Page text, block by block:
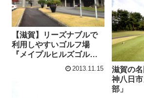
【滋賀】リーズナブルで
利用しやすいゴルフ場
『メイプルヒルズゴルフ
2013.11.15
滋賀の
神八日
部」